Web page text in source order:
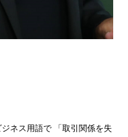
ネス用語で 「取引関係を失